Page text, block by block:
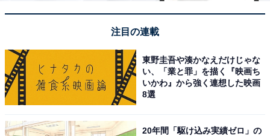
「勤める」の意味は、会社など組織に雇われて働くこ
「勤」という漢字には、「職に就く」「職場に行って働
く」という意味があります。
「勤め先」や「勤め人」などという場合の「つとめる」
注目の連載
東野圭吾や湊かなえだけじゃな
い、「業と罪」を描く『映画ち
いかわ』から強く連想した映画
8選
20年間「駆け込み実績ゼロ」の